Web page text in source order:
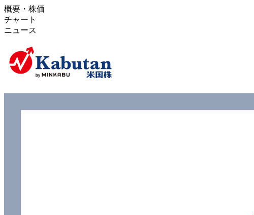
概要・株価
チャート
ニュース